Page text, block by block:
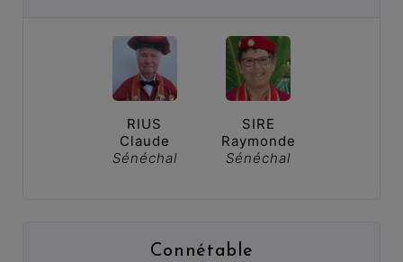
RIUS
Claude
Sénéchal
SIRE
Raymonde
Sénéchal
Connétable